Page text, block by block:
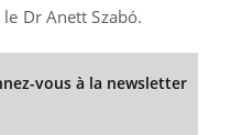
Dr Anett Szabó.
vous à la newsletter